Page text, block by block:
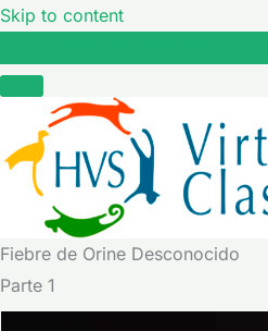
Skip to content
Fiebre de Orine Desconocido
Parte 1